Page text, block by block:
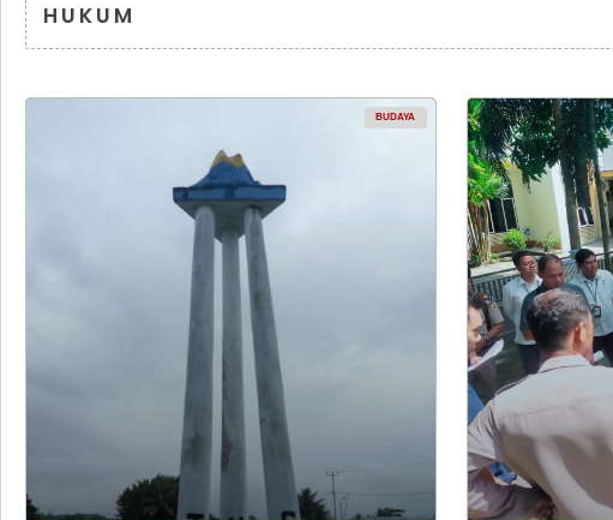
HUKUM
BUDAYA